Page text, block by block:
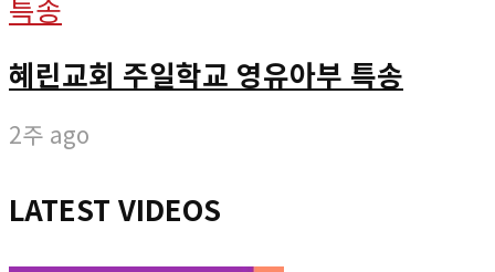
특송
혜린교회 주일학교 영유아부 특송
2주 ago
LATEST VIDEOS